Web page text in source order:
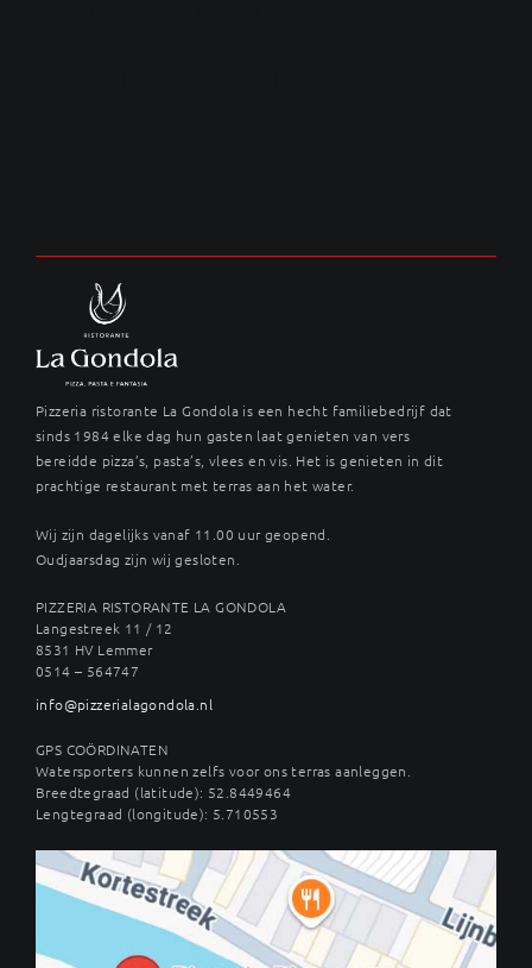
Pizzeria ristorante La Gondola is een hecht familiebedrijf dat
sinds 1984 elke dag hun gasten laat genieten van vers
bereidde pizza’s, pasta’s, vlees en vis. Het is genieten in dit
prachtige restaurant met terras aan het water.
Wij zijn dagelijks vanaf 11.00 uur geopend.
Oudjaarsdag zijn wij gesloten.
PIZZERIA RISTORANTE LA GONDOLA
Langestreek 11 / 12
8531 HV Lemmer
0514 – 564747
info@pizzerialagondola.nl
GPS COÖRDINATEN
Watersporters kunnen zelfs voor ons terras aanleggen.
Breedtegraad (latitude): 52.8449464
Lengtegraad (longitude): 5.710553